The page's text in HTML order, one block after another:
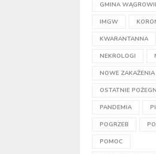
GMINA
IMGW
KWARANTANNA
NEKROLOGI
NOWE ZAKAŻENIA
OSTATNIE
PANDEMIA
POGRZEB
POMOC